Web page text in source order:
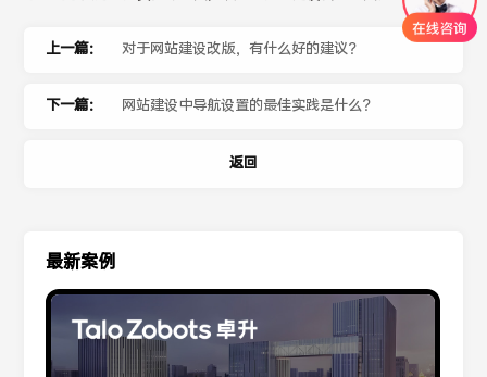
上一篇： 对于网站建设改版，有什么好的建议？
下一篇： 网站建设中导航设置的最佳实践是什么？
返回
最新案例